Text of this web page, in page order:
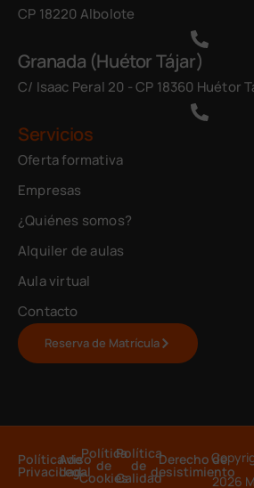
Servicios
Oferta formativa
Empresas
¿Quiénes somos?
Alquiler de aulas
Aula virtual
Contacto
Reserva de Matrícula
CP 18220 Albolote
Granada (Huétor Tájar)
C/ Isaac Peral 20 - CP 18360 Huétor
2026
Política de
Privacidad
Aviso
Legal
Política
de
Cookies
Política
de
Calidad
Derecho de
desistimiento